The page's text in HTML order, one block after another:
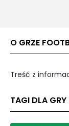
O GRZE
Treść z
TAGI DLA